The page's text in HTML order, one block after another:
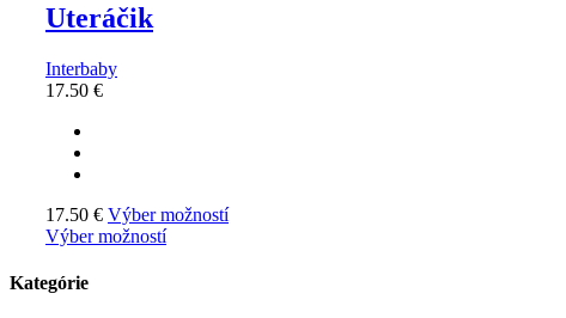
Uteráčik
Interbaby
17.50 €
17.50 € Výber možností
Výber možností
Kategórie